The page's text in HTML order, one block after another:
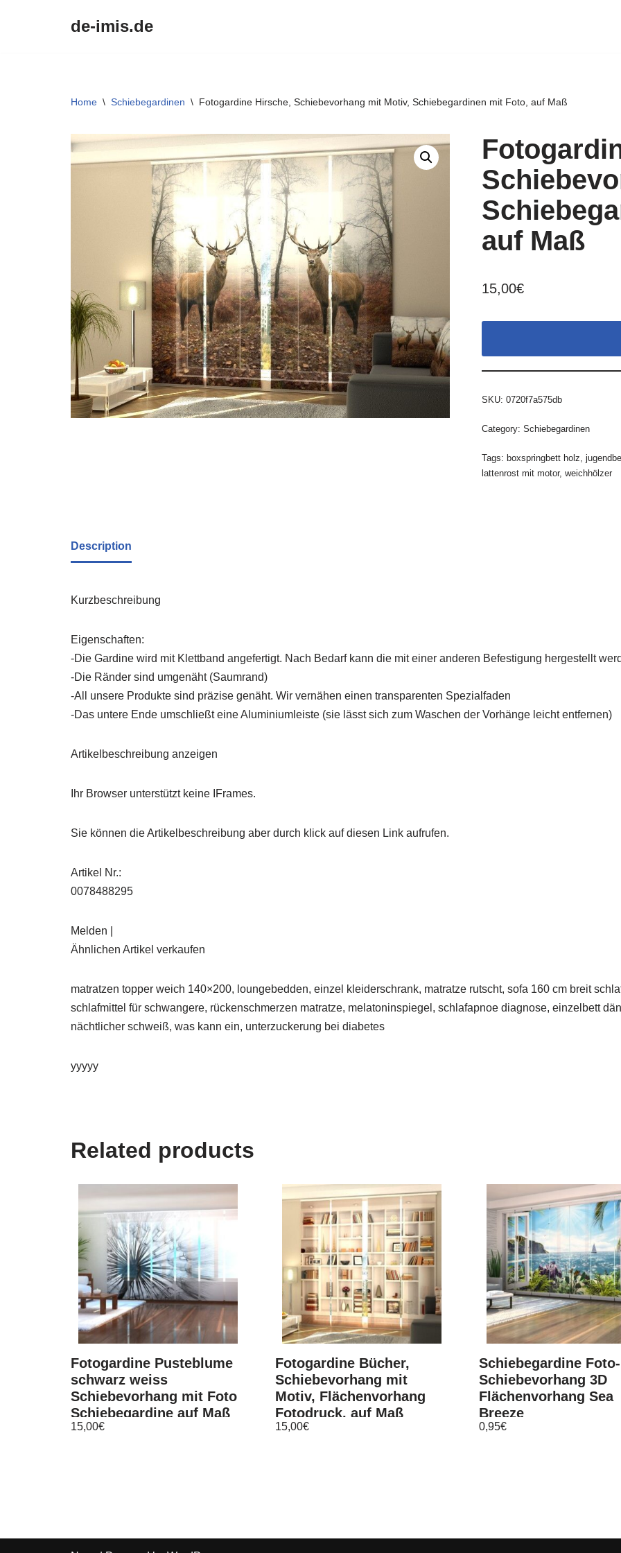
de-imis.de
Home \ Schiebegardinen \ Fotogardine Hirsche, Schiebevorhang mit Motiv, Schiebegardinen mit Foto, auf Maß
auf Maß
15,00€
SKU: 0720f7a575db
Category: Schiebegardinen
Tags: boxspringbett holz,
lattenrost mit motor, weichhölzer
Description
Kurzbeschreibung
Eigenschaften:
-Die Gardine wird mit Klettband angefertigt. Nach Bedarf kann die mit einer anderen Befestigung hergestellt
-Die Ränder sind umgenäht (Saumrand)
-All unsere Produkte sind präzise genäht. Wir vernähen einen transparenten Spezialfaden
-Das untere Ende umschließt eine Aluminiumleiste (sie lässt sich zum Waschen der Vorhänge leicht entfernen)
Artikelbeschreibung anzeigen
Ihr Browser unterstützt keine IFrames.
Sie können die Artikelbeschreibung aber durch klick auf diesen Link aufrufen.
Artikel Nr.:
0078488295
Melden |
Ähnlichen Artikel verkaufen
matratzen topper weich 140×200, loungebedden, einzel kleiderschrank, matratze rutscht, sofa 160 cm breit
schlafmittel für schwangere, rückenschmerzen matratze, melatoninspiegel, schlafapnoe diagnose, einzelbett
nächtlicher schweiß, was kann ein, unterzuckerung bei diabetes
yyyyy
Related products
Fotogardine Pusteblume
schwarz weiss
Schiebevorhang mit Foto
Schiebegardine auf Maß
15,00€
Fotogardine Bücher,
Schiebevorhang mit
Motiv, Flächenvorhang
Fotodruck, auf Maß
15,00€
Schiebegardine Foto-
Schiebevorhang 3D
Flächenvorhang Sea
Breeze
0,95€